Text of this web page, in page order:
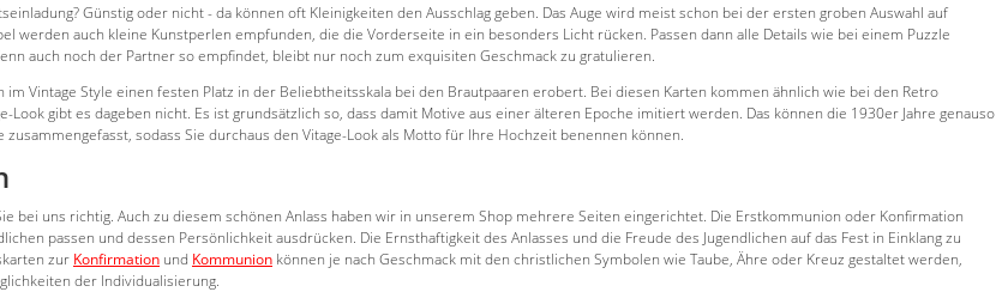
Günstig oder nicht - da können oft Kleinigkeiten den Ausschlag geben. Das Auge wird meist schon bei der ersten groben Auswahl auf
werden auch kleine Kunstperlen empfunden, die die Vorderseite in ein besonders Licht rücken. Passen dann alle Details wie bei einem Puzzle
auch noch der Partner so empfindet, bleibt nur noch zum exquisiten Geschmack zu gratulieren.
Vintage Style einen festen Platz in der Beliebtheitsskala bei den Brautpaaren erobert. Bei diesen Karten kommen ähnlich wie bei den Retro
gibt es dageben nicht. Es ist grundsätzlich so, dass damit Motive aus einer älteren Epoche imitiert werden. Das können die 1930er Jahre genauso
zusammengefasst, sodass Sie durchaus den Vitage-Look als Motto für Ihre Hochzeit benennen können.
bei uns richtig. Auch zu diesem schönen Anlass haben wir in unserem Shop mehrere Seiten eingerichtet. Die Erstkommunion oder Konfirmation
passen und dessen Persönlichkeit ausdrücken. Die Ernsthaftigkeit des Anlasses und die Freude des Jugendlichen auf das Fest in Einklang zu
zur Konfirmation und Kommunion können je nach Geschmack mit den christlichen Symbolen wie Taube, Ähre oder Kreuz gestaltet werden,
der Individualisierung.